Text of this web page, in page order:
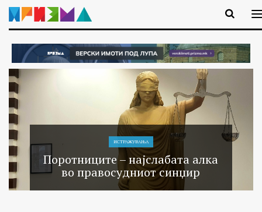
ИСТРАЖУВАЊA
Поротниците – најслабата алка
во правосудниот синџир